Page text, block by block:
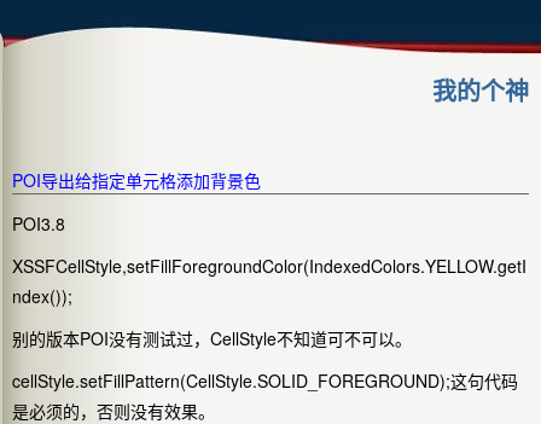
我的个神
POI导出给指定单元格添加背景色
POI3.8
XSSFCellStyle,setFillForegroundColor(IndexedColors.YELLOW.getI
ndex());
别的版本POI没有测试过，CellStyle不知道可不可以。
cellStyle.setFillPattern(CellStyle.SOLID_FOREGROUND);这句代码
是必须的，否则没有效果。